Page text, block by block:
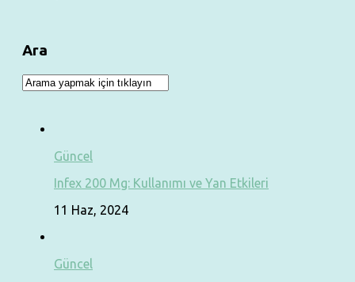
Ara
Güncel
Infex 200 Mg: Kullanımı ve Yan Etkileri
11 Haz, 2024
Güncel